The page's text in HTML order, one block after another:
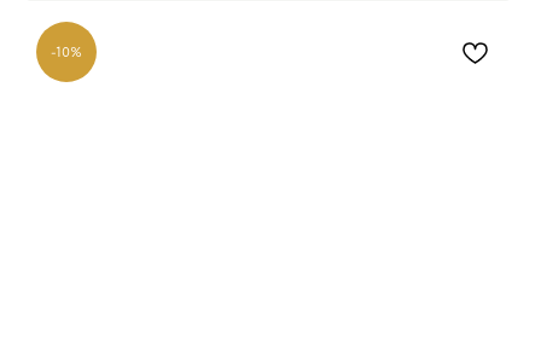
-10%